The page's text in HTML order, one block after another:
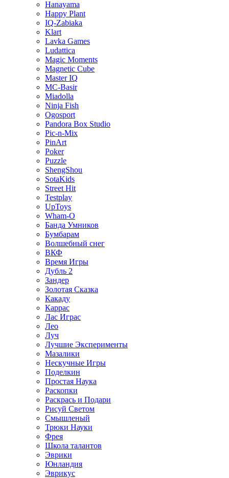
Hanayama
Happy Plant
IQ-Zabiaka
Klart
Lavka Games
Ludattica
Magic Moments
Magnetic Cube
Master IQ
MC-Basir
Miadolla
Ninja Fish
Ogosport
Pandora Box Studio
Pic-n-Mix
PinArt
Poker
Puzzle
ShengShou
SotaKids
Street Hit
Testplay
UpToys
Wham-O
Банда Умников
Бумбарам
Волшебный снег
ВКФ
Время Игры
Дубль 2
Зандер
Золотая Сказка
Какаду
Каррас
Лас Играс
Лео
Луч
Лучшие Эксперименты
Мазалики
Нескучные Игры
Поделкин
Простая Наука
Раскопки
Раскрась и Подари
Рисуй Светом
Смышленый
Трюки Науки
Фрея
Школа талантов
Эврики
Юнландия
Эврикус